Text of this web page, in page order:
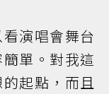
演唱會舞台
單。對我這
起點，而且